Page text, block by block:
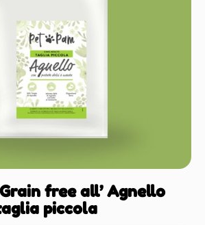
free all’ Agnello
piccola